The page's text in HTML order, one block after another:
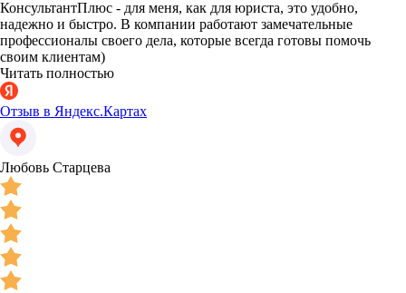
КонсультантПлюс - для меня, как для юриста, это удобно,
надежно и быстро. В компании работают замечательные
профессионалы своего дела, которые всегда готовы помочь
своим клиентам)
Читать полностью
Отзыв в Яндекс.Картах
Любовь Старцева